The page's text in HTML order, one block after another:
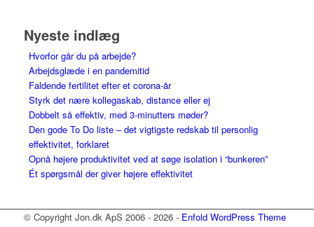
Nyeste indlæg
Hvorfor går du på arbejde?
Arbejdsglæde i en pandemitid
Faldende fertilitet efter et corona-år
Styrk det nære kollegaskab, distance eller ej
Dobbelt så effektiv, med 3-minutters møder?
Den gode To Do liste – det vigtigste redskab til personlig
effektivitet, forklaret
Opnå højere produktivitet ved at søge isolation i “bunkeren”
Ét spørgsmål der giver højere effektivitet
© Copyright Jon.dk ApS 2006 - 2026 - Enfold WordPress Theme